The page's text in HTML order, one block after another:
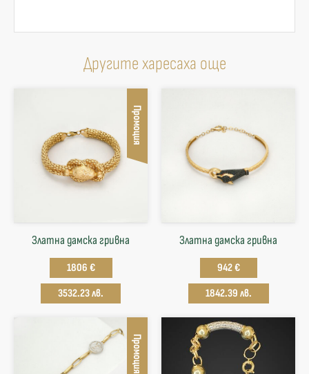
Другите харесаха още
Промоция
Златна дамска гривна
1806 €
3532.23 лв.
Златна дамска гривна
942 €
1842.39 лв.
Промоция